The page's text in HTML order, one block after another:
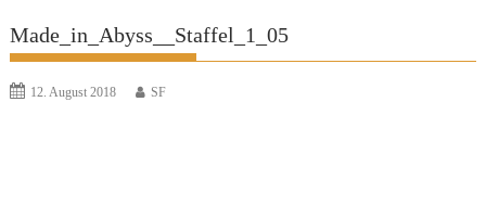
Made_in_Abyss__Staffel_1_05
12. August 2018 SF